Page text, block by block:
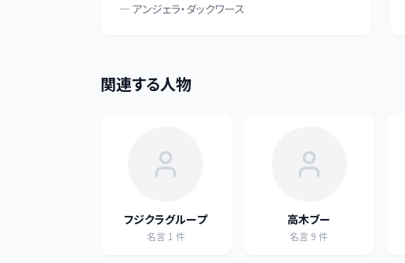
— アンジェラ・ダックワース
関連する人物
フジクラグループ
名言 1 件
高木ブー
名言 9 件